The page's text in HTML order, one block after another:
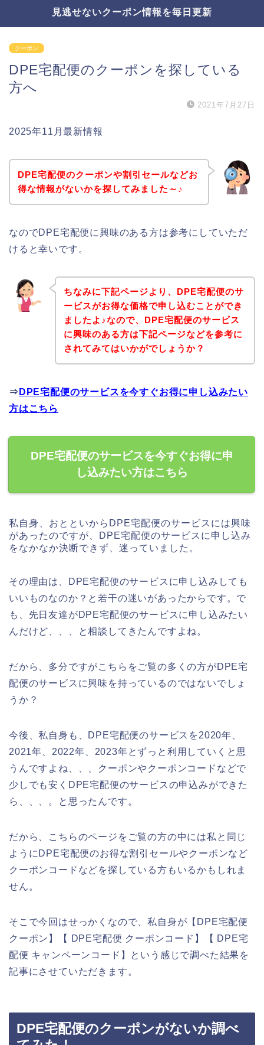
見逃せないクーポン情報を毎日更新
クーポン
DPE宅配便のクーポンを探している
方へ
2021年7月27日
2025年11月最新情報
DPE宅配便のクーポンや割引セールなどお
得な情報がないかを探してみました～♪
なのでDPE宅配便に興味のある方は参考にしていただ
けると幸いです。
ちなみに下記ページより、DPE宅配便のサ
ービスがお得な価格で申し込むことができ
ましたよ♪なので、DPE宅配便のサービス
に興味のある方は下記ページなどを参考に
されてみてはいかがでしょうか？
⇒ DPE宅配便のサービスを今すぐお得に申し込みたい
方はこちら
DPE宅配便のサービスを今すぐお得に申
し込みたい方はこちら
私自身、おとといからDPE宅配便のサービスには興味
があったのですが、DPE宅配便のサービスに申し込み
をなかなか決断できず、迷っていました。
その理由は、DPE宅配便のサービスに申し込みしても
いいものなのか？と若干の迷いがあったからです。で
も、先日友達がDPE宅配便のサービスに申し込みたい
んだけど、、、と相談してきたんですよね。
だから、多分ですがこちらをご覧の多くの方がDPE宅
配便のサービスに興味を持っているのではないでしょ
うか？
今後、私自身も、DPE宅配便のサービスを2020年、
2021年、2022年、2023年とずっと利用していくと思
うんですよね、、、クーポンやクーポンコードなどで
少しでも安くDPE宅配便のサービスの申込みができた
ら、、、。と思ったんです。
だから、こちらのページをご覧の方の中には私と同じ
ようにDPE宅配便のお得な割引セールやクーポンなど
クーポンコードなどを探している方もいるかもしれま
せん。
そこで今回はせっかくなので、私自身が【DPE宅配便
クーポン】【 DPE宅配便 クーポンコード】【 DPE宅
配便 キャンペーンコード】という感じで調べた結果を
記事にさせていただきます。
DPE宅配便のクーポンがないか調べ